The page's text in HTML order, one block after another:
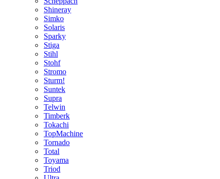
Shineray
Simko
Solaris
Sparky
Stiga
Stihl
Stohf
Stromo
Sturm!
Suntek
Supra
Telwin
Timberk
Tokachi
TopMachine
Tornado
Total
Toyama
Triod